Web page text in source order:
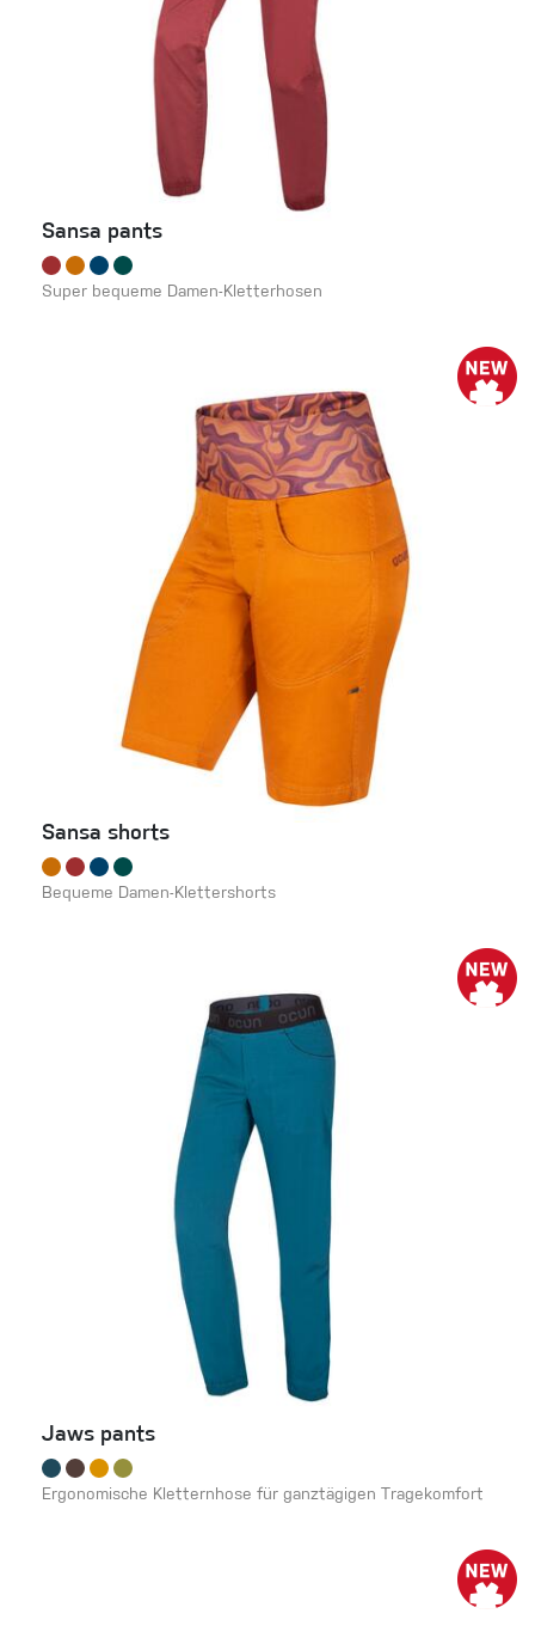
Sansa pants
Super bequeme Damen-Kletterhosen
Sansa shorts
Bequeme Damen-Klettershorts
Jaws pants
Ergonomische Kletternhose für ganztägigen Tragekomfort